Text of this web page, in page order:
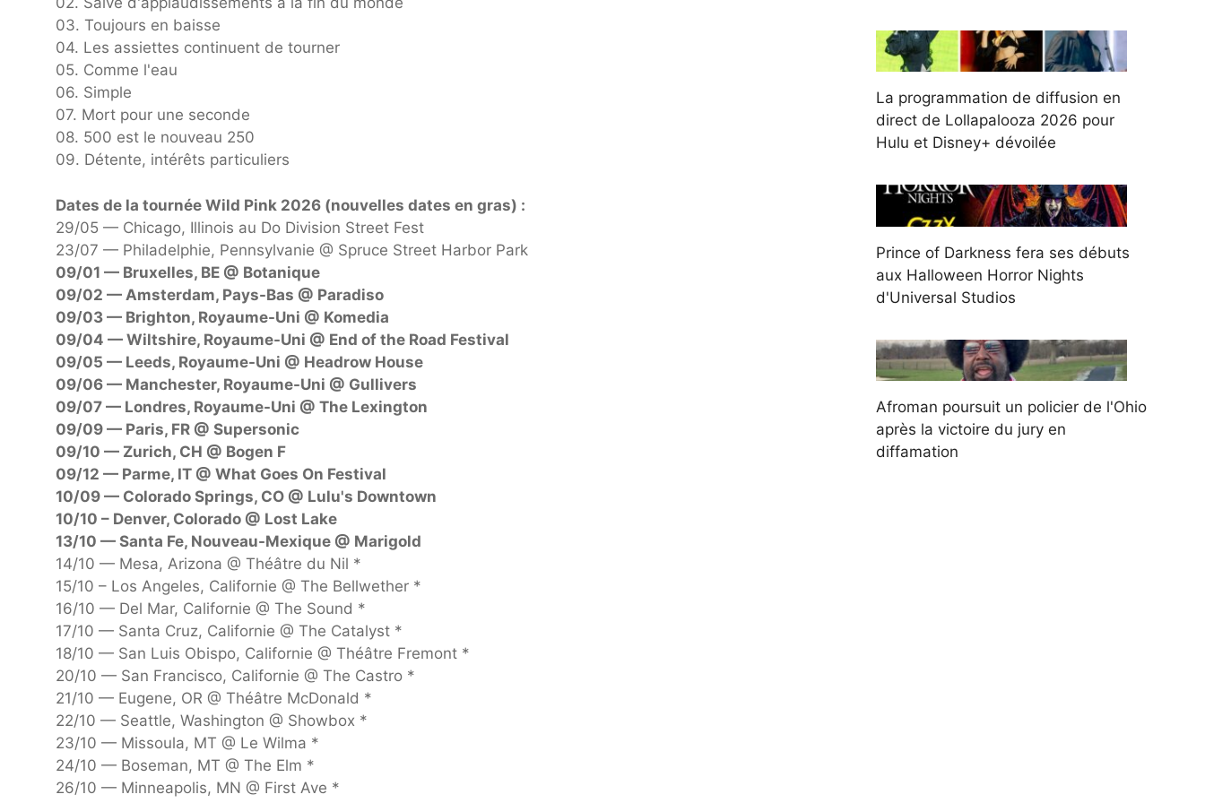
03. Toujours en baisse
04. Les assiettes continuent de tourner
05. Comme l'eau
06. Simple
07. Mort pour une seconde
08. 500 est le nouveau 250
09. Détente, intérêts particuliers
Dates de la tournée Wild Pink 2026 (nouvelles dates en gras) :
29/05 — Chicago, Illinois au Do Division Street Fest
23/07 — Philadelphie, Pennsylvanie @ Spruce Street Harbor Park
09/01 — Bruxelles, BE @ Botanique
09/02 — Amsterdam, Pays-Bas @ Paradiso
09/03 — Brighton, Royaume-Uni @ Komedia
09/04 — Wiltshire, Royaume-Uni @ End of the Road Festival
09/05 — Leeds, Royaume-Uni @ Headrow House
09/06 — Manchester, Royaume-Uni @ Gullivers
09/07 — Londres, Royaume-Uni @ The Lexington
09/09 — Paris, FR @ Supersonic
09/10 — Zurich, CH @ Bogen F
09/12 — Parme, IT @ What Goes On Festival
10/09 — Colorado Springs, CO @ Lulu's Downtown
10/10 – Denver, Colorado @ Lost Lake
13/10 — Santa Fe, Nouveau-Mexique @ Marigold
14/10 — Mesa, Arizona @ Théâtre du Nil *
15/10 – Los Angeles, Californie @ The Bellwether *
16/10 — Del Mar, Californie @ The Sound *
17/10 — Santa Cruz, Californie @ The Catalyst *
18/10 — San Luis Obispo, Californie @ Théâtre Fremont *
20/10 — San Francisco, Californie @ The Castro *
21/10 — Eugene, OR @ Théâtre McDonald *
22/10 — Seattle, Washington @ Showbox *
23/10 — Missoula, MT @ Le Wilma *
24/10 — Boseman, MT @ The Elm *
26/10 — Minneapolis, MN @ First Ave *
La programmation de diffusion en
direct de Lollapalooza 2026 pour
Hulu et Disney+ dévoilée
Prince of Darkness fera ses débuts
aux Halloween Horror Nights
d'Universal Studios
Afroman poursuit un policier de l'Ohio
après la victoire du jury en
diffamation